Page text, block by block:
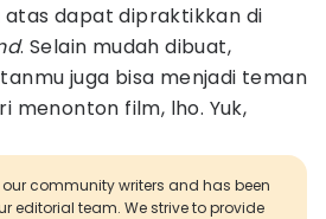
atas dapat dipraktikkan di
. Selain mudah dibuat,
juga bisa menjadi teman
menonton film, lho. Yuk,
community writers and has been
editorial team. We strive to provide